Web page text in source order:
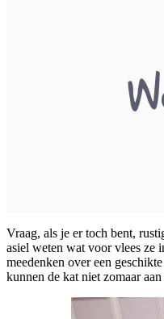
Vraag, als je er toch bent,
asiel weten wat voor vlees ze
meedenken over een
kunnen de kat niet zomaar